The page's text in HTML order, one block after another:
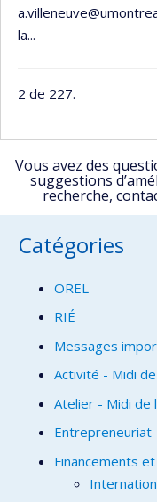
la...
2 de 227.
Vous avez des
suggestions
recherche,
Catégories
OREL
RIÉ
Messages
Activité - Midi
Atelier - Midi de
Entrepreneuriat
Financements